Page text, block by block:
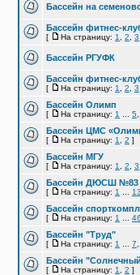
Бассейн на
Бассейн фитнес-
[ На страницу: 1 2 3
Бассейн РГУФК
Бассейн фитнес-
[ На страницу: 1 2 3
Бассейн Олимп
[ На страницу: 1 5
Бассейн ЦМС
[ На страницу: 1 2 ]
Бассейн МГУ
[ На страницу: 1 2 3
Бассейн ДЮСШ №83
[ На страницу: 1 13
Бассейн
[ На страницу: 1 46
Бассейн "Труд"
[ На страницу: 1 7
Бассейн
[ На страницу: 1 2 ]